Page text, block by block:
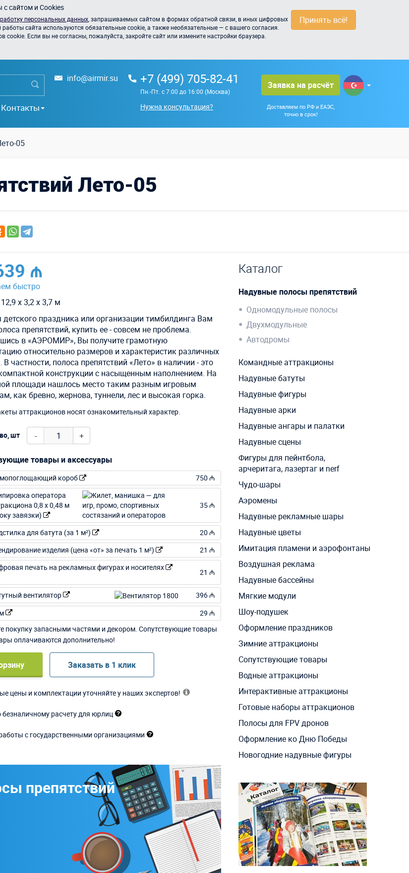
Принять всё!
сайтом и Cookies
персональных данных , запрашиваемых сайтом в формах обратной связи, в иных цифровых
сайта используются обязательные cookie, а также необязательные — с вашего согласия.
Если вы не согласны, пожалуйста, закройте сайт или измените настройки браузера.
Контакты
info@airmir.su +7 (499) 705-82-41
Пн.-Пт. с 7:00 до 16:00 (Москва)
Нужна консультация?
Заявка на расчёт
Доставляем по РФ и ЕАЭС,
точно в срок!
05
Лето-05
₼
быстро
12,9 х 3,2 х 3,7 м
детского праздника или организации тимбилдинга Вам
препятствий, купить ее - совсем не проблема.
в «АЭРОМИР», Вы получите грамотную
относительно размеров и характеристик различных
В частности, полоса препятствий «Лето» в наличии - это
конструкции с насыщенным наполнением. На
площади нашлось место таким разным игровым
как бревно, жернова, туннели, лес и высокая горка.
аттракционов носят ознакомительный характер.
шт - +
товары и аксессуары
короб
750 ₼
оператора
0,8 х 0,48 м
завязки)
35 ₼
для батута (за 1 м²)
20 ₼
изделия (цена «от» за печать 1 м²)
21 ₼
печать на рекламных фигурах и носителях
21 ₼
вентилятор
396 ₼
29 ₼
покупку запасными частями и декором. Сопутствующие товары
оплачиваются дополнительно!
Заказать в 1 клик
цены и комплектации уточняйте у наших экспертов!
безналичному расчету для юрлиц
с государственными организациями
препятствий
Каталог
Надувные полосы препятствий
Одномодульные полосы
Двухмодульные
Автодромы
Командные аттракционы
Надувные батуты
Надувные фигуры
Надувные арки
Надувные ангары и палатки
Надувные сцены
Фигуры для пейнтбола,
арчеритага, лазертаг и nerf
Чудо-шары
Аэромены
Надувные рекламные шары
Надувные цветы
Имитация пламени и аэрофонтаны
Воздушная реклама
Надувные бассейны
Мягкие модули
Шоу-подушек
Оформление праздников
Зимние аттракционы
Сопутствующие товары
Водные аттракционы
Интерактивные аттракционы
Готовые наборы аттракционов
Полосы для FPV дронов
Оформление ко Дню Победы
Новогодние надувные фигуры